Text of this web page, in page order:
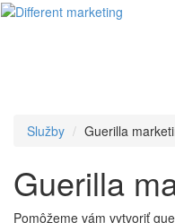
Služby Guerilla
Guerilla
Pomôžeme vám vytvoriť